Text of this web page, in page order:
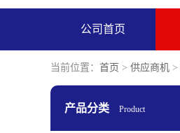
公司首页
当前位置： 首页 > 供应商机 >
产品分类 Product